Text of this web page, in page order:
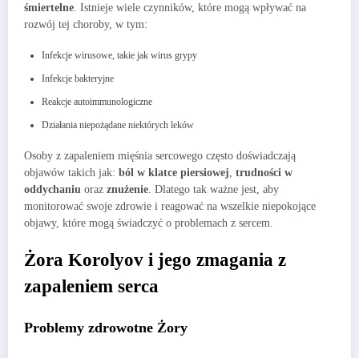
śmiertelne . Istnieje wiele czynników, które mogą wpływać na
rozwój tej choroby, w tym:
Infekcje wirusowe, takie jak wirus grypy
Infekcje bakteryjne
Reakcje autoimmunologiczne
Działania niepożądane niektórych leków
Osoby z zapaleniem mięśnia sercowego często doświadczają
objawów takich jak: ból w klatce piersiowej trudności w
oddychaniu oraz znużenie . Dlatego tak ważne jest, aby
monitorować swoje zdrowie i reagować na wszelkie niepokojące
objawy, które mogą świadczyć o problemach z sercem.
Żora Korolyov i jego zmagania z
zapaleniem serca
Problemy zdrowotne Żory